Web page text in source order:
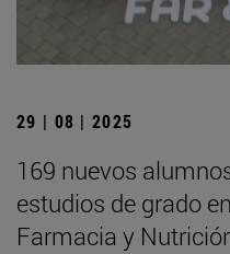
29 | 08 | 2025
169 nuevos
estudios de grado
Farmacia y